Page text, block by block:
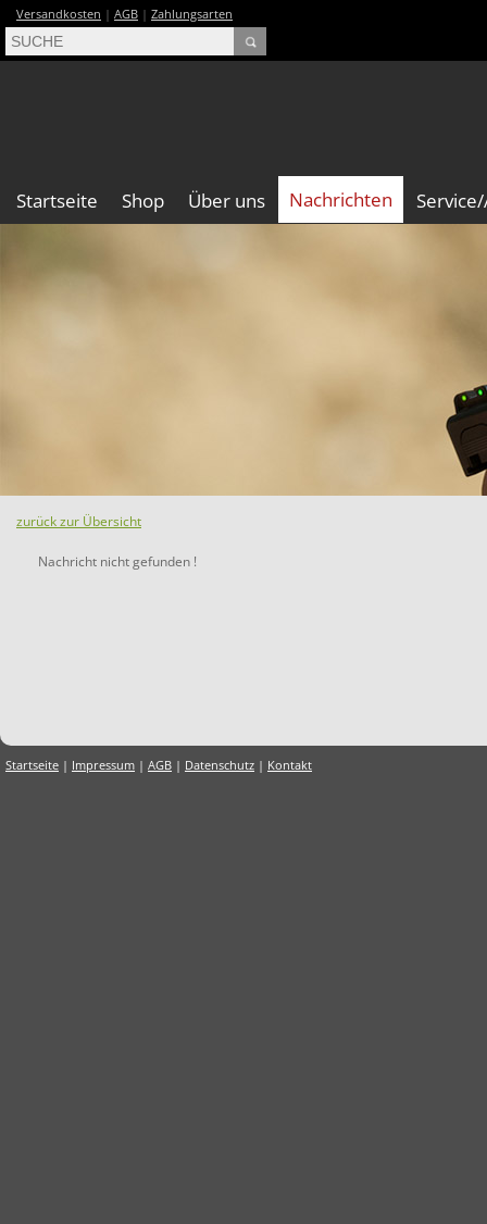
Versandkosten | AGB | Zahlungsarten
Startseite Shop Über uns Nachrichten
zurück zur Übersicht
Nachricht nicht gefunden !
Startseite | Impressum | AGB | Datenschutz | Kontakt